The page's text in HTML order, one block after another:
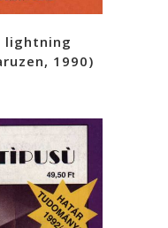
lightning
1990)